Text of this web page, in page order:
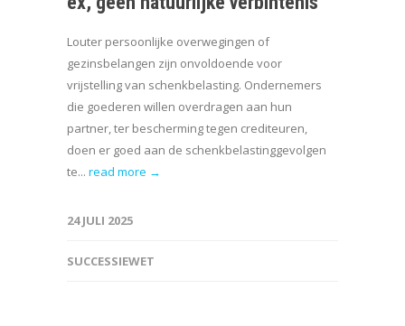
Louter persoonlijke overwegingen of
gezinsbelangen zijn onvoldoende voor
vrijstelling van schenkbelasting. Ondernemers
die goederen willen overdragen aan hun
partner, ter bescherming tegen crediteuren,
doen er goed aan de schenkbelastinggevolgen
te... read more →
24 JULI 2025
SUCCESSIEWET